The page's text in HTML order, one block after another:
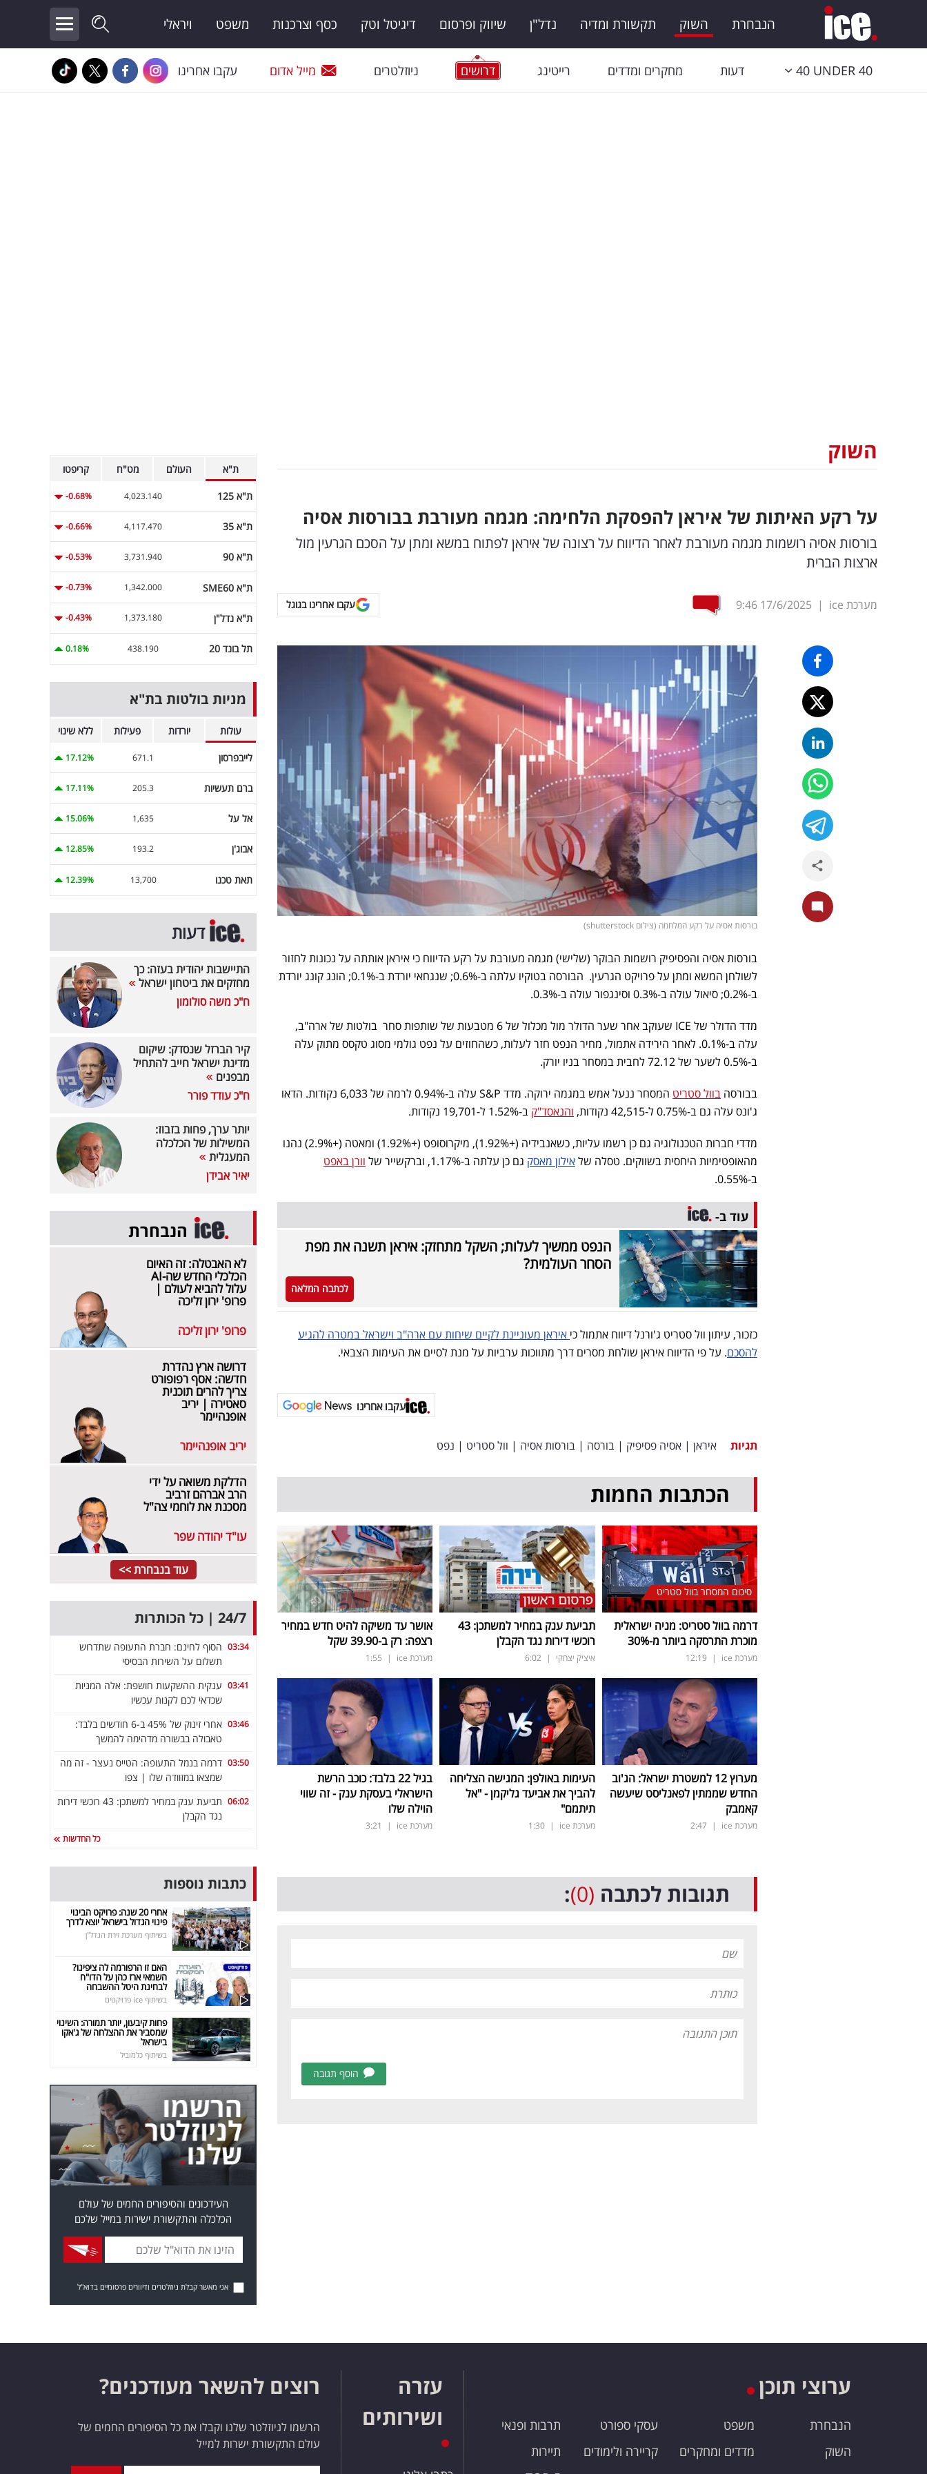
הנבחרת השוק תקשורת ומדיה נדל"ן שיווק ופרסום דיגיטל וטק כסף וצרכנות משפט ויראלי
40 UNDER 40 דעות מחקרים ומדדים רייטינג דרושים ניוזלטרים מייל אדום עקבו אחרינו
השוק
על רקע האיתות של איראן להפסקת הלחימה: מגמה מעורבת בבורסות אסיה
בורסות אסיה רושמות מגמה מעורבת לאחר הדיווח על רצונה של איראן לפתוח במשא ומתן על הסכם הגרעין מול
ארצות הברית
מערכת ice |
17/6/2025
9:46 עקבו אחרינו בגוגל
בורסות אסיה על רקע המלחמה (צילום shutterstock)
בורסות אסיה והפסיפיק רושמות הבוקר (שלישי) מגמה מעורבת על רקע הדיווח כי איראן אותתה על נכונות לחזור
לשולחן המשא ומתן על פרויקט הגרעין. הבורסה בטוקיו עלתה ב-0.6%; שנגחאי יורדת ב-0.1%; הונג קונג יורדת
ב-0.2%; סיאול עולה ב-0.3% וסינגפור עולה ב-0.3%.
מדד הדולר של ICE שעוקב אחר שער הדולר מול מכלול של 6 מטבעות של שותפות סחר בולטות של ארה"ב,
עלה ב-0.1%. לאחר הירידה אתמול, מחיר הנפט חזר לעלות, כשהחוזים על נפט גולמי מסוג טקסס מתוק עלה
ב-0.5% לשער של 72.12 לחבית במסחר בניו יורק.
בבורסה בוול סטריט
המסחר ננעל אמש במגמה ירוקה. מדד S&P עלה ב-0.94% לרמה של 6,033 נקודות. הדאו
ג'ונס עלה גם ב-0.75% ל-42,515 נקודות,
והנאסד"ק ב-1.52% ל-19,701 נקודות.
מדדי חברות הטכנולוגיה גם כן רשמו עליות, כשאנבידיה (+1.92%), מיקרוסופט (+1.92%) ומאטה (+2.9%) נהנו
מהאופטימיות היחסית בשווקים. טסלה שלאילון מאסק גם כן עלתה ב-1.17%, וברקשייר של
וורן באפט
ב-0.55%.
עוד ב-
הנפט ממשיך לעלות; השקל מתחזק: איראן תשנה את מפת
הסחר העולמית?
לכתבה המלאה
כזכור, עיתון וול סטריט ג'ורנל דיווח אתמול כי איראן מעוניינת לקיים שיחות עם ארה"ב וישראל במטרה להגיע
להסכם. על פי הדיווח איראן שולחת מסרים דרך מתווכות ערביות על מנת לסיים את העימות הצבאי.
עקבו אחרינו
תגיות איראן | אסיה פסיפיק | בורסה | בורסות אסיה | וול סטריט | נפט
הכתבות החמות
סיכום המסחר בוול סטריט
דרמה בוול סטריט: מניה ישראלית
מוכרת התרסקה ביותר מ-30%
מערכת ice |
12:19
תביעת ענק במחיר למשתכן: 43
רוכשי דירות נגד הקבלן
איציק יצחקי |
6:02
אושר עד משיקה להיט חדש במחיר
רצפה: רק ב-39.90 שקל
מערכת ice |
1:55
מערוץ 12 למשטרת ישראל: הג'וב
החדש שממתין לפאנליסט שיעשה
קאמבק
מערכת ice |
2:47
העימות באולפן: המגישה הצליחה
להביך את אביעד גליקמן - "אל
תיתמם"
מערכת ice |
1:30
בגיל 22 בלבד: כוכב הרשת
הישראלי בעסקת ענק - זה שווי
הוילה שלו
מערכת ice |
3:21
תגובות לכתבה (0)
:
הוסף תגובה
ת"א העולם מט"ח קריפטו
ת"א 125 4,023.140
-0.68%
ת"א 35 4,117.470
-0.66%
ת"א 90 3,731.940
-0.53%
ת"א SME60 1,342.000
-0.73%
ת"א נדל"ן 1,373.180
-0.43%
תל בונד 20 438.190
0.18%
מניות בולטות בת"א
עולות יורדות פעילות ללא שינוי
לייבפרסון 671.1
17.12%
ברם תעשיות 205.3
17.11%
אל על 1,635
15.06%
אבוג'ן 193.2
12.85%
תאת טכנו 13,700
12.39%
דעות
התיישבות יהודית בעזה: כך
מחזקים את ביטחון ישראל
ח"כ משה סולומון
קיר הברזל שנסדק: שיקום
מדינת ישראל חייב להתחיל
מבפנים
ח"כ עודד פורר
יותר ערך, פחות בזבוז:
המשילות של הכלכלה
המעגלית
יאיר אבידן
הנבחרת
לא האבטלה: זה האיום
הכלכלי החדש שה-AI
עלול להביא לעולם |
פרופ' ירון זליכה
פרופ' ירון זליכה
דרושה ארץ נהדרת
חדשה: אסף רפופורט
צריך להרים תוכנית
סאטירה | יריב
אופנהיימר
יריב אופנהיימר
הדלקת משואה על ידי
הרב אברהם זרביב
מסכנת את לוחמי צה"ל
עו"ד יהודה שפר
עוד בנבחרת >>
24/7 | כל הכותרות
03:34 הסוף לחינם: חברת התעופה שתדרוש
תשלום על השירות הבסיסי
03:41 ענקית ההשקעות חושפת: אלה המניות
שכדאי לכם לקנות עכשיו
03:46
אחרי זינוק של 45% ב-6 חודשים בלבד:
טאבולה בבשורה מדהימה להמשך
03:50 דרמה בנמל התעופה: הטייס נעצר - זה מה
שמצאו במזוודה שלו | צפו
06:02
תביעת ענק במחיר למשתכן: 43 רוכשי דירות
נגד הקבלן
כל החדשות
כתבות נוספות
אחרי 20 שנה: פרויקט הבינוי
פינוי הגדול בישראל יוצא לדרך
בשיתוף מערכת זירת הנדל"ן
האם זו הרפורמה לה ציפינו?
השמאי ארז כהן על הדו"ח
לבחינת היטל ההשבחה
בשיתוף ice פרויקטים
פחות קיבעון, יותר תמורה: השינוי
שמסביר את ההצלחה של ג'אקו
בישראל
בשיתוף כלמוביל
העידכונים והסיפורים החמים של עולם
הכלכלה והתקשורת ישירות במייל שלכם
אני מאשר קבלת ניוזלטרים ודיוורים פרסומיים בדוא"ל
ערוצי תוכן
הנבחרת
השוק
משפט
מדדים ומחקרים
עסקי ספורט
קריירה ולימודים
תרבות ופנאי
תיירות
עזרה
ושירותים
רוצים להשאר מעודכנים?
הרשמו לניוזלטר שלנו וקבלו את כל הסיפורים החמים של
עולם התקשורת ישרות למייל